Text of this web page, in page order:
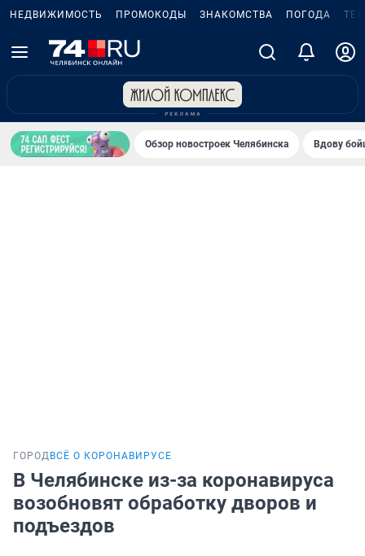
НЕДВИЖИМОСТЬ ПРОМОКОДЫ ЗНАКОМСТВА ПОГОДА
Обзор новостроек Челябинска Вдову
ГОРОД ВСЁ О КОРОНАВИРУСЕ
В Челябинске из-за коронавируса
возобновят обработку дворов и
подъездов